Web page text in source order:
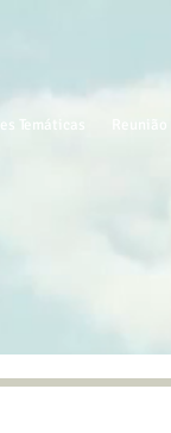
Temáticas